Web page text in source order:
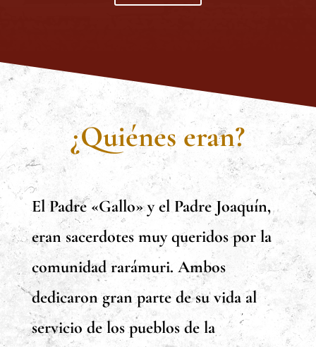
¿Quiénes eran?
El Padre «Gallo» y el Padre Joaquín,
eran sacerdotes muy queridos por la
comunidad rarámuri. Ambos
dedicaron gran parte de su vida al
servicio de los pueblos de la